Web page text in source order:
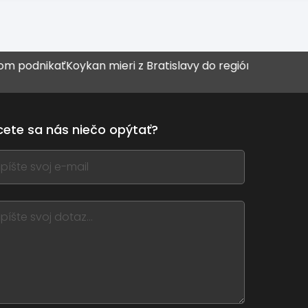
Koykan mieri z Bratislavy do regiónov55 reštaurácií a
sa nás niečo opýtať?